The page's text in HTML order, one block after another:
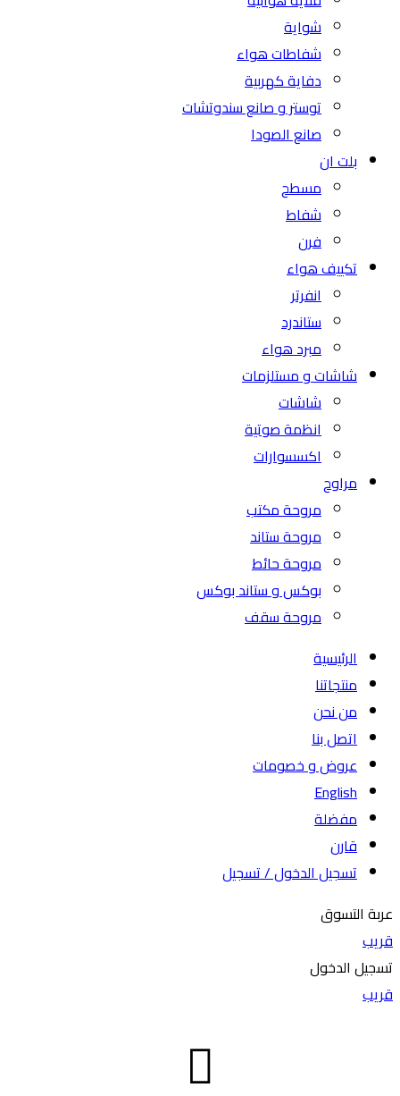
شواية
شفاطات هواء
دفاية كهربية
توستر و صانع سندوتشات
صانع الصودا
بلت ان
مسطح
شفاط
فرن
تكييف هواء
انفرتر
ستاندرد
مبرد هواء
شاشات و مستلزمات
شاشات
انظمة صوتية
اكسسوارات
مراوح
مروحة مكتب
مروحة ستاند
مروحة حائط
بوكس و ستاند بوكس
مروحة سقف
الرئيسية
منتجاتنا
من نحن
اتصل بنا
عروض و خصومات
English
مفضلة
قارن
تسجيل الدخول / تسجيل
عربة التسوق
قريب
تسجيل الدخول
قريب